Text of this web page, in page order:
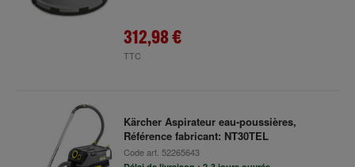
312,98 €
TTC
Kärcher Aspirateur eau-poussières,
Référence fabricant: NT30TEL
Code art. 52265643